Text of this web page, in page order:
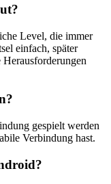
Level, die immer
einfach, später
gespielt werden
Verbindung hast.